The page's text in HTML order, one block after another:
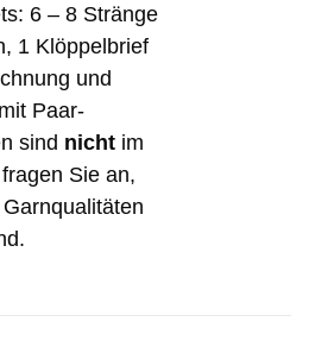
6 – 8 Stränge
1 Klöppelbrief
und
Paar-
sind nicht im
Sie an,